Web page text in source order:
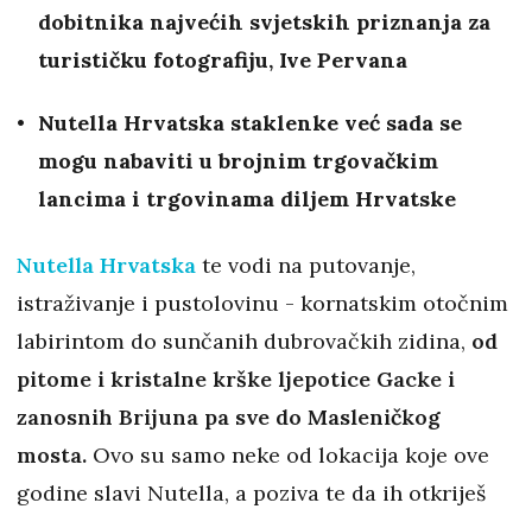
dobitnika najvećih svjetskih priznanja za
turističku fotografiju, Ive Pervana
Nutella Hrvatska staklenke već sada se
mogu nabaviti u brojnim trgovačkim
lancima i trgovinama diljem Hrvatske
Nutella Hrvatska te vodi na putovanje,
istraživanje i pustolovinu - kornatskim otočnim
labirintom do sunčanih dubrovačkih zidina, od
pitome i kristalne krške ljepotice Gacke i
zanosnih Brijuna pa sve do Masleničkog
mosta. Ovo su samo neke od lokacija koje ove
godine slavi Nutella, a poziva te da ih otkriješ